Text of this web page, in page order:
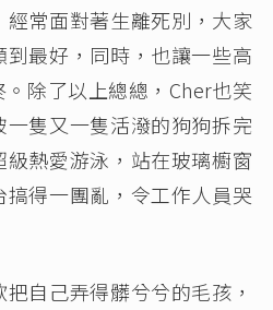
常面對著生離死別，大家
最好，同時，也讓一些高
除了以上總總，Cher也笑
隻又一隻活潑的狗狗拆完
熱愛游泳，站在玻璃櫥窗
搞得一團亂，令工作人員哭
自己弄得髒兮兮的毛孩，